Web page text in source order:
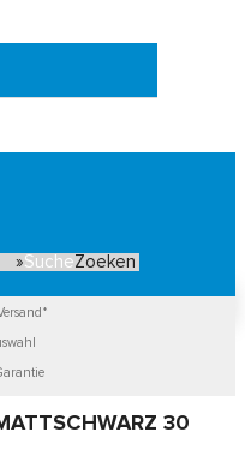
Suche
30